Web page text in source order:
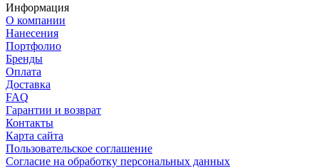
Информация
О компании
Нанесения
Портфолио
Бренды
Оплата
Доставка
FAQ
Гарантии и возврат
Контакты
Карта сайта
Пользовательское соглашение
Согласие на обработку персональных данных